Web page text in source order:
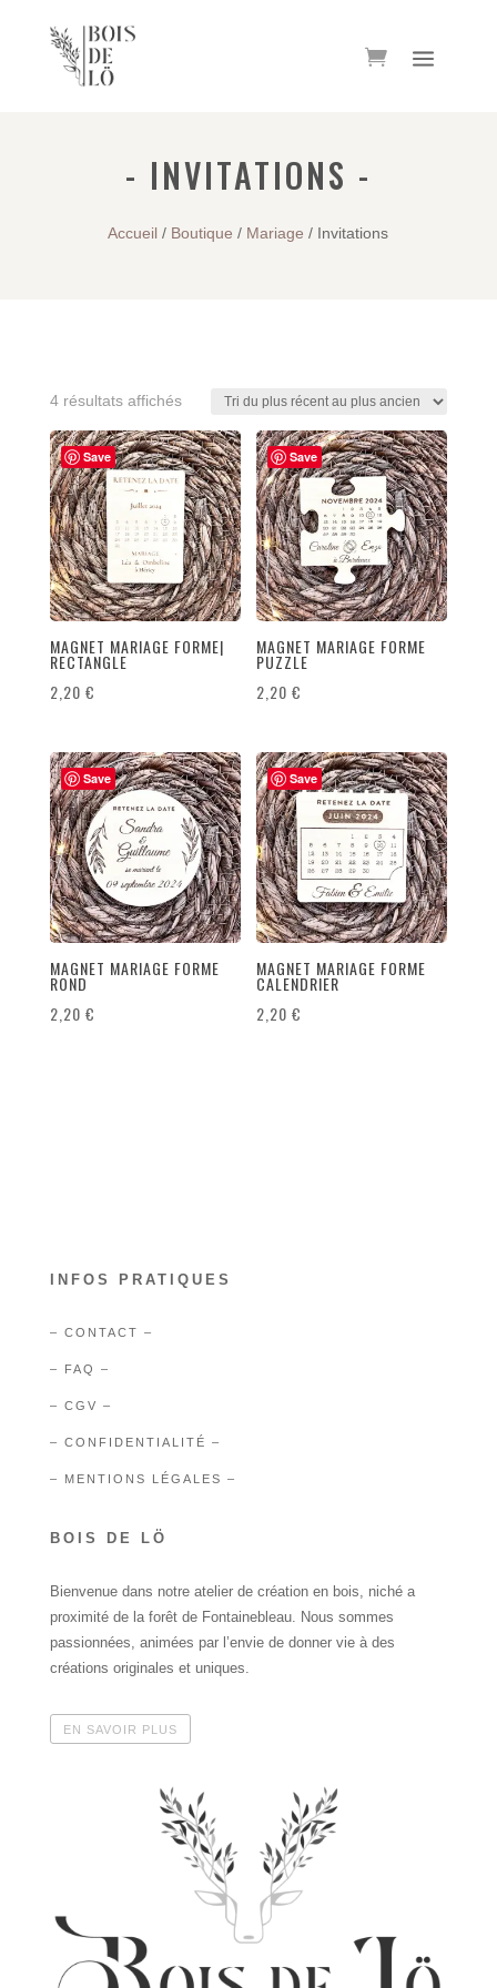
- INVITATIONS -
Accueil / Boutique / Mariage / Invitations
4 résultats affichésTrié
plus
récent
au
plus
ancien
Save
MAGNET MARIAGE FORME|
RECTANGLE
2,20 €
Save
MAGNET MARIAGE FORME
PUZZLE
2,20€
Save
MAGNET MARIAGE FORME
ROND
2,20 €
Save
MAGNET MARIAGE FORME
CALENDRIER
2,20€
INFOS PRATIQUES
– CONTACT –
– FAQ –
– CGV –
– CONFIDENTIALITÉ –
– MENTIONS LÉGALES –
BOIS DE LÖ
Bienvenue dans notre atelier de création en bois, niché a
proximité de la forêt de Fontainebleau. Nous sommes
passionnées, animées par l’envie de donner vie à des
créations originales et uniques.
EN SAVOIR PLUS